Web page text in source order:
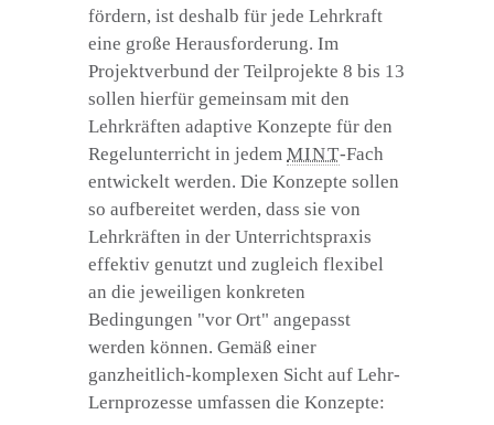
fördern, ist deshalb für jede Lehrkraft
eine große Herausforderung. Im
Projektverbund der Teilprojekte 8 bis 13
sollen hierfür gemeinsam mit den
Lehrkräften adaptive Konzepte für den
Regelunterricht in jedem MINT-Fach
entwickelt werden. Die Konzepte sollen
so aufbereitet werden, dass sie von
Lehrkräften in der Unterrichtspraxis
effektiv genutzt und zugleich flexibel
an die jeweiligen konkreten
Bedingungen "vor Ort" angepasst
werden können. Gemäß einer
ganzheitlich-komplexen Sicht auf Lehr-
Lernprozesse umfassen die Konzepte: